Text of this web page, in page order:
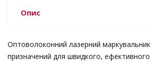
Опис
Оптоволоконний лазерний маркувальник
призначений для швидкого, ефективного